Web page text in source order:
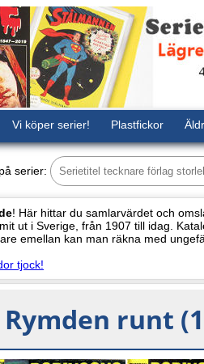
Vi köper serier! Plastfickor
serier:
! Här hittar du samlarvärdet och
ut i Sverige, från 1907 till idag.
emellan kan man räkna med
tjock!
Rymden runt